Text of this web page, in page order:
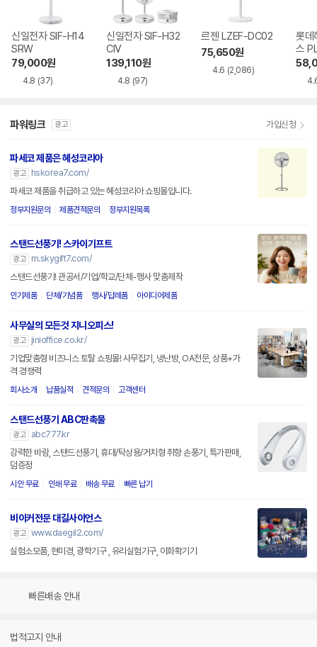
신일전자 SIF-H14
SRW
79,000원
4.8 (37)
신일전자 SIF-H32
CIV
139,110원
4.8 (97)
르젠 LZEF-DC02
75,650원
4.6 (2,086)
롯데
스
WH
파워링크 광고 가입신청
파세코 제품은 혜성코리아
광고
hskorea7.com/
파세코 제품을 취급하고 있는 혜성코리아 쇼핑몰입니다.
정부지원문의 제품견적문의 정부지원목록
스탠드선풍기! 스카이기프트
광고
m.skygift7.com/
스탠드선풍기! 관공서/기업/학교/단체-행사 맞춤제작
인기제품 단체/기념품 행사/답례품 아이디어제품
사무실의 모든것 지니오피스!
광고
jinioffice.co.kr/
기업맞춤형 비즈니스 토탈 쇼핑몰! 사무집기, 냉난방, OA전문, 상품+가
격 경쟁력
회사소개 납품실적 견적문의 고객센터
스탠드선풍기 ABC판촉물
광고
abc777.kr
강력한 바람, 스탠드선풍기, 휴대/탁상용/거치형 취향 손풍기, 특가판매,
덤증정
시안 무료 인쇄 무료 배송 무료 빠른 납기
비이커전문 대길사이언스
광고 www.daegil2.com/
실험소모품, 현미경, 광학기구 , 유리실험기구, 이화확기기
빠른배송 안내
법적고지 안내